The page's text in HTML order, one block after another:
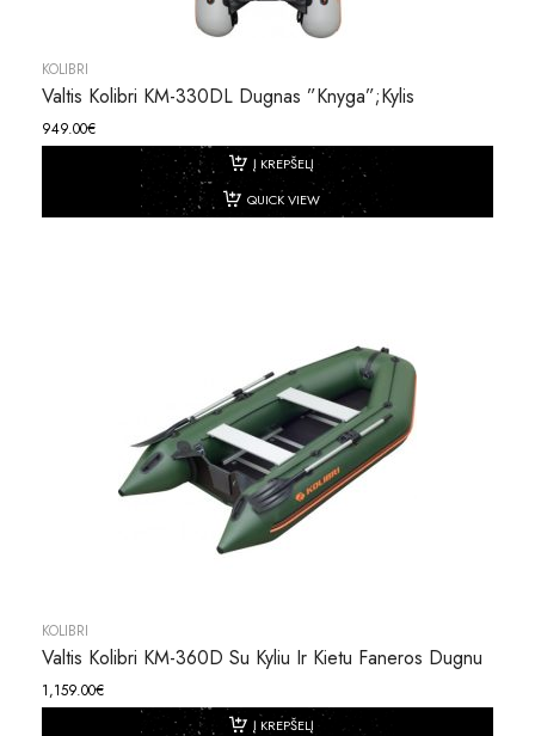
KOLIBRI
Valtis Kolibri KM-330DL Dugnas ”knyga”;kylis
949.00€
Į KREPŠELĮ
QUICK VIEW
KOLIBRI
Valtis Kolibri KM-360D Su Kyliu Ir Kietu Faneros Dugnu
1,159.00€
Į KREPŠELĮ